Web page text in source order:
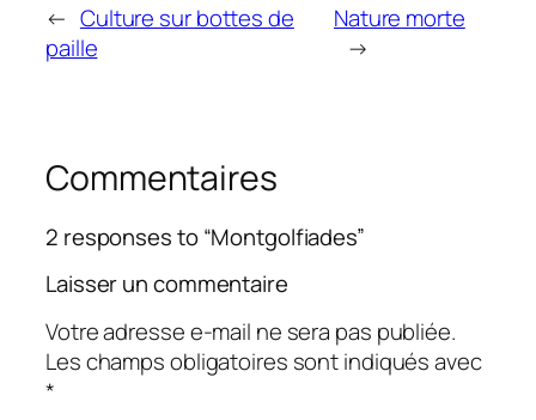
← Culture sur bottes de
paille
Nature morte
→
Commentaires
2 responses to “Montgolfiades”
Laisser un commentaire
Votre adresse e-mail ne sera pas publiée.
Les champs obligatoires sont indiqués avec
*